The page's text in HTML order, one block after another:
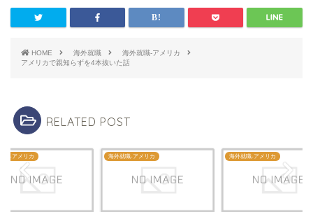
HOME 海外就職
海外就職-アメリカ
アメリカで親知らずを4本抜いた話
RELATED POST
職-アメリカ 海外就職-アメリカ 海外就職-アメリカ